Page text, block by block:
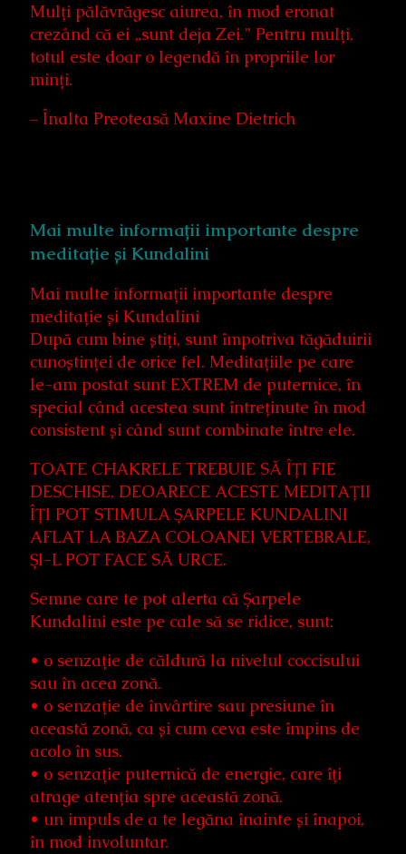
Mulți pălăvrăgesc aiurea, în mod eronat
crezând că ei „sunt deja Zei.” Pentru mulți,
totul este doar o legendă în propriile lor
minți.
– Înalta Preoteasă Maxine Dietrich
Mai multe informații importante despre
meditație și Kundalini
Mai multe informații importante despre
meditație și Kundalini
După cum bine știți, sunt împotriva tăgăduirii
cunoștinței de orice fel. Meditațiile pe care
le-am postat sunt EXTREM de puternice, în
special când acestea sunt întreținute în mod
consistent și când sunt combinate între ele.
TOATE CHAKRELE TREBUIE SĂ ÎȚI FIE
DESCHISE, DEOARECE ACESTE MEDITAȚII
ÎȚI POT STIMULA ȘARPELE KUNDALINI
AFLAT LA BAZA COLOANEI VERTEBRALE,
ȘI-L POT FACE SĂ URCE.
Semne care te pot alerta că Șarpele
Kundalini este pe cale să se ridice, sunt:
• o senzație de căldură la nivelul coccisului
sau în acea zonă.
• o senzație de învârtire sau presiune în
această zonă, ca și cum ceva este împins de
acolo în sus.
• o senzație puternică de energie, care îți
atrage atenția spre această zonă.
• un impuls de a te legăna înainte și înapoi,
în mod involuntar.